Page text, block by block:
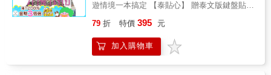
★學泰文字母就這樣做！ Step 1 看一看：觀察
時針？轉折處在哪裡？ Step 2 讀一讀：看看該
字母的音標、名稱的發音、例字，對字母有初
步的認識。 Step 3 寫一寫：搭配MP3音檔，順
著虛線習寫，習慣之後，就能輕鬆在格線上完
與打字訣竅，輕鬆用文字與人互動 【修訂版超
值加贈】 紙本習字帖+44音書衣海報，搭配泰
最標準道地的44音！ 本書特色 ◎修訂版超值加
贈紙本習字帖附影音示範QR，邊寫邊聽邊看，
幫助記憶、增強印象 ◎來自泰國資深專業教師
遊情境一本搞定 【泰貼心】 贈泰文版鍵盤貼
毛蟲文字就緊張嗎？本書特別將泰文字體加
大，讓華人閱讀泰文更有效率。 『注音符號及
羅馬拼音貼心標示』 就算沒有泰文基礎，看注
79 折 特價 395 元
加入購物車